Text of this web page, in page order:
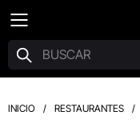
INICIO / RESTAURANTES /